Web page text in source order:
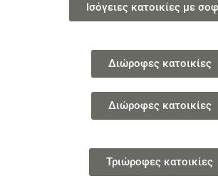
Ισόγειες κατοικίες με
Διώροφες κατοικίες
Διώροφες κατοικίες
Τριώροφες κατοικίες